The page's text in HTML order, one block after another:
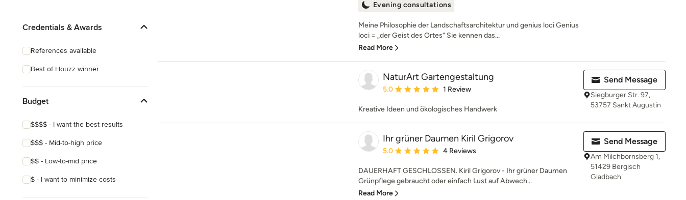
Credentials & Awards
References available
Best of Houzz winner
Budget
$$$$ - I want the best results
$$$ - Mid-to-high price
$$ - Low-to-mid price
$ - I want to minimize costs
Evening consultations
Meine Philosophie der Landschaftsarchitektur und genius loci Genius
loci = „der Geist des Ortes“ Sie kennen das...
Read More
NaturArt Gartengestaltung
Average rating: 5 out of 5 stars
5.0 1 Review
Kreative Ideen und ökologisches Handwerk
Send Message
Siegburger Str. 97,
53757 Sankt Augustin
Ihr grüner Daumen Kiril Grigorov
Average rating: 5 out of 5 stars
5.0 4 Reviews
DAUERHAFT GESCHLOSSEN. Kiril Grigorov - Ihr grüner Daumen
Grünpflege gebraucht oder einfach Lust auf Abwech...
Read More
Send Message
Am Milchbornsberg 1,
51429 Bergisch
Gladbach